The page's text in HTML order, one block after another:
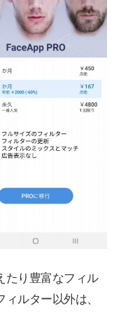
たり豊富なフィル
ルター以外は、